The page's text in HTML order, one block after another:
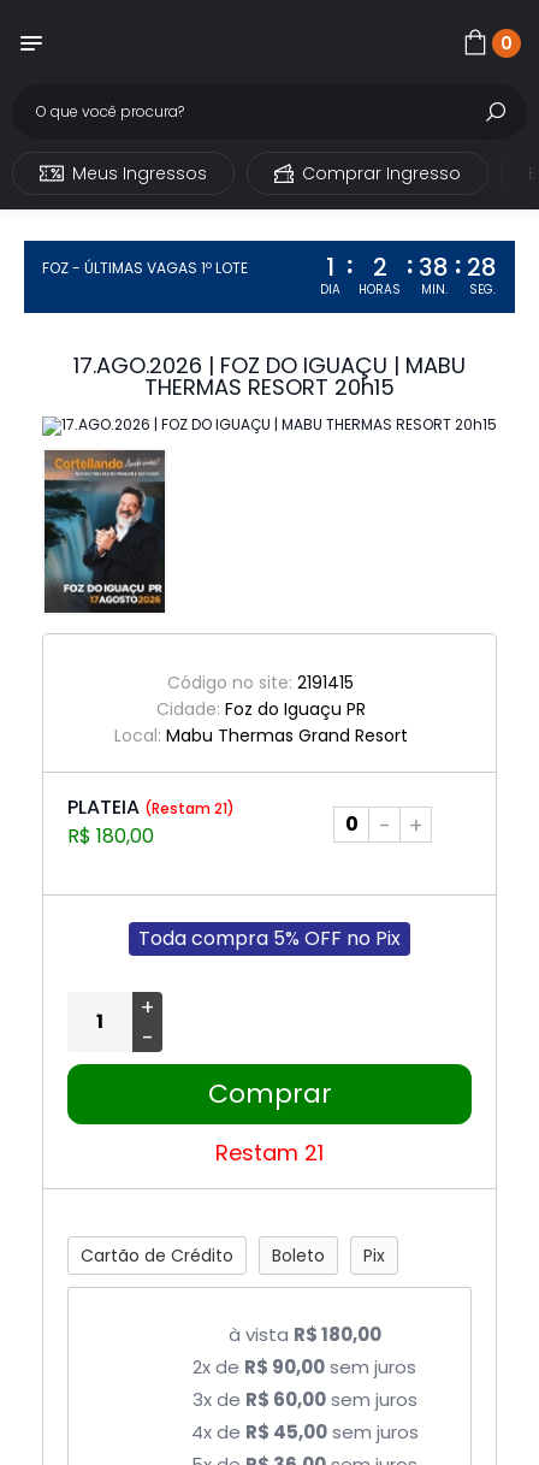
0
Meus Ingressos Comprar Ingresso
FOZ - ÚLTIMAS VAGAS 1º LOTE 1
DIA
: 2
HORAS
: 38
MIN.
: 28
SEG.
17.AGO.2026 | FOZ DO IGUAÇU | MABU
THERMAS RESORT 20h15
Código no site: 2191415
Cidade: Foz do Iguaçu PR
Local: Mabu Thermas Grand Resort
PLATEIA (Restam 21)
R$ 180,00 - +
Toda compra 5% OFF no Pix
+
-
Comprar
Restam 21
Cartão de Crédito Boleto Pix
à vista R$ 180,00
2x de R$ 90,00sem juros
3x de R$ 60,00sem juros
4x de R$ 45,00sem juros